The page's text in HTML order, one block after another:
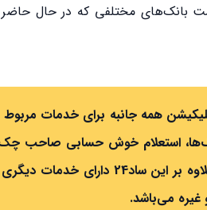
بانک‌های مختلفی که در حال حاضر
همه جانبه برای خدمات
چک صیادی تمام بانک‌ها، استعلام خوش
ردچک بدون نیاز به اینترنت بانک و رمز پویا را
غیره می‌باشد.